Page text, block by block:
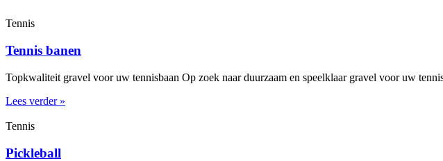
Tennis
Tennis banen
Topkwaliteit gravel voor uw tennisbaan Op zoek naar duurzaam en speelklaar gravel voor uw
Lees verder »
Tennis
Pickleball